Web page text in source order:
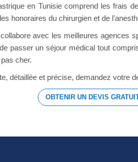
en Tunisie comprend les frais
honoraires du chirurgien et de
avec les meilleures agences
passer un séjour médical tout
cher.
détaillée et précise, demandez votre
OBTENIR UN DEVIS